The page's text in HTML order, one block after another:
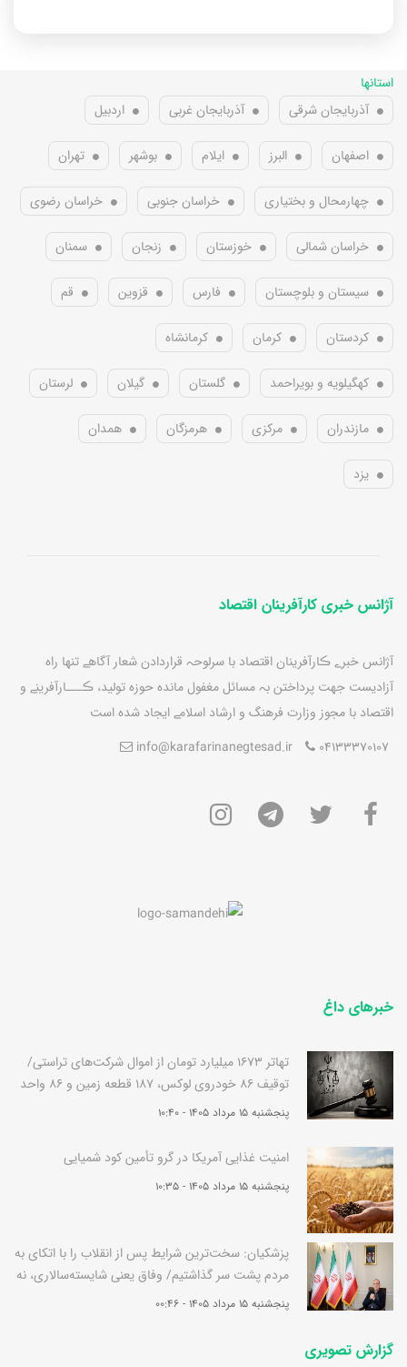
استانها
آذربایجان شرقی
آذربایجان غربی اردبیل
اصفهان البرز ایلام بوشهر تهران
چهارمحال و بختیاری خراسان جنوبی خراسان رضوی
خراسان شمالی خوزستان زنجان سمنان
سیستان و بلوچستان فارس قزوین قم
کردستان کرمان کرمانشاه
کهگیلویه و بویراحمد گلستان گیلان لرستان
مازندران مرکزی هرمزگان همدان
یزد
آژانس خبری کارآفرینان اقتصاد
آژانس خبرے ڪارآفرينان اقتصاد با سرلوحہ قراردادن شعار آگاهے تنها راه
آزاديست جهت پرداختن بہ مسائل مغفول مانده حوزه توليد، ڪـــارآفرينے و
اقتصاد با مجوز وزارت فرهنگ و ارشاد اسلامے ايجاد شده است
04133370107
info@karafarinanegtesad.ir
خبرهای داغ
تهاتر 1673 میلیارد تومان از اموال شرکت‌های تراستی/
توقیف 86 خودروی لوکس، 187 قطعه زمین و 86 واحد
آپارتمان قوه قضاییه
پنجشنبه 15 مرداد 1405 - 10:40
امنیت غذایی آمریکا در گرو تأمین کود شمیایی
پنجشنبه 15 مرداد 1405 - 10:35
پزشکیان: سخت‌ترین شرایط پس از انقلاب را با اتکای به
مردم پشت سر گذاشتیم/ وفاق یعنی شایسته‌سالاری، نه
سهم‌خواهی جناح‌ها
پنجشنبه 15 مرداد 1405 - 00:46
گزارش تصویری